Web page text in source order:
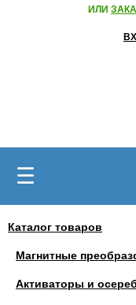
ИЛИ
☰
Каталог товаров
Магнитные
Активаторы и